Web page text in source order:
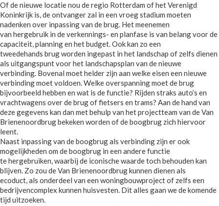
Of de nieuwe locatie nou de regio Rotterdam of het Verenigd
Koninkrijk is, de ontvanger zal in een vroeg stadium moeten
nadenken over inpassing van de brug. Het meenemen
van hergebruik in de verkennings- en planfase is van belang voor de
capaciteit, planning en het budget. Ook kan zo een
tweedehands brug worden ingepast in het landschap of zelfs dienen
als uitgangspunt voor het landschapsplan van de nieuwe
verbinding. Bovenal moet helder zijn aan welke eisen een nieuwe
verbinding moet voldoen. Welke overspanning moet de brug
bijvoorbeeld hebben en wat is de functie? Rijden straks auto’s en
vrachtwagens over de brug of fietsers en trams? Aan de hand van
deze gegevens kan dan met behulp van het projectteam van de Van
Brienenoordbrug bekeken worden of de boogbrug zich hiervoor
leent.
Naast inpassing van de boogbrug als verbinding zijn er ook
mogelijkheden om de boogbrug in een andere functie
te hergebruiken, waarbij de iconische waarde toch behouden kan
blijven. Zo zou de Van Brienenoordbrug kunnen dienen als
ecoduct, als onderdeel van een woningbouwproject of zelfs een
bedrijvencomplex kunnen huisvesten. Dit alles gaan we de komende
tijd uitzoeken.